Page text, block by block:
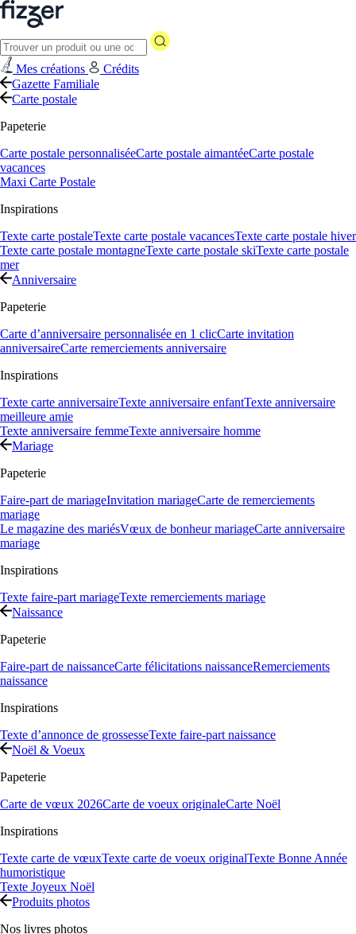
Mes créations
Crédits
Gazette Familiale
Carte postale
Papeterie
Carte postale personnaliséeCarte postale aimantéeCarte postale
vacances
Maxi Carte Postale
Inspirations
Texte carte postaleTexte carte postale vacancesTexte carte postale hiver
Texte carte postale montagneTexte carte postale skiTexte carte postale
mer
Anniversaire
Papeterie
Carte d’anniversaire personnalisée en 1 clicCarte invitation
anniversaireCarte remerciements anniversaire
Inspirations
Texte carte anniversaireTexte anniversaire enfantTexte anniversaire
meilleure amie
Texte anniversaire femmeTexte anniversaire homme
Mariage
Papeterie
Faire-part de mariageInvitation mariageCarte de remerciements
mariage
Le magazine des mariésVœux de bonheur mariageCarte anniversaire
mariage
Inspirations
Texte faire-part mariageTexte remerciements mariage
Naissance
Papeterie
Faire-part de naissanceCarte félicitations naissanceRemerciements
naissance
Inspirations
Texte d’annonce de grossesseTexte faire-part naissance
Noël & Voeux
Papeterie
Carte de vœux 2026Carte de voeux originaleCarte Noël
Inspirations
Texte carte de vœuxTexte carte de voeux originalTexte Bonne Année
humoristique
Texte Joyeux Noël
Produits photos
Nos livres photos